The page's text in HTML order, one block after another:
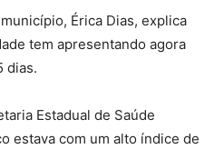
Érica Dias, explica
tem apresentando agora
dias.
Estadual de Saúde
estava com um alto índice de